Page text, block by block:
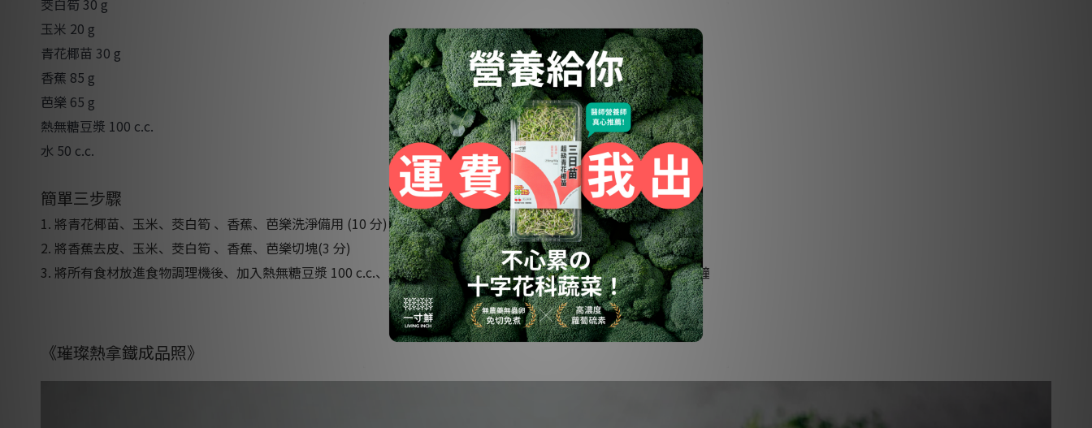
茭白筍 30 g
玉米 20 g
青花椰苗 30 g
香蕉 85 g
芭樂 65 g
熱無糖豆漿 100 c.c.
水 50 c.c.
簡單三步驟
1. 將青花椰苗、玉米、茭白筍 、香蕉、芭樂洗淨備用 (10 分)
2. 將香蕉去皮、玉米、茭白筍 、香蕉、芭樂切塊(3 分)
3. 將所有食材放進食物調理機後、加入熱無糖豆漿 100 c.c.、水50c.c.，先順轉 3 下將食材拌勻，再用高速打約 1 分鐘
《璀璨熱拿鐵成品照》